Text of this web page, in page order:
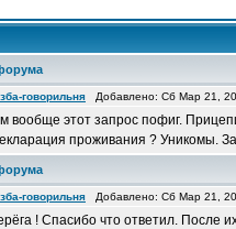
говорильня Добавлено: Сб Мар 21,
вообще этот запрос пофиг.
проживания ? Уникомы.
говорильня Добавлено: Сб Мар 21,
! Спасибо что ответил. После